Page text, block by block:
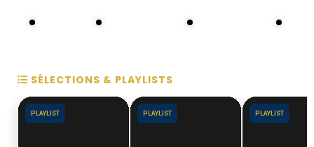
SÉLECTIONS & PLAYLISTS
PLAYLIST PLAYLIST PLAYLIST